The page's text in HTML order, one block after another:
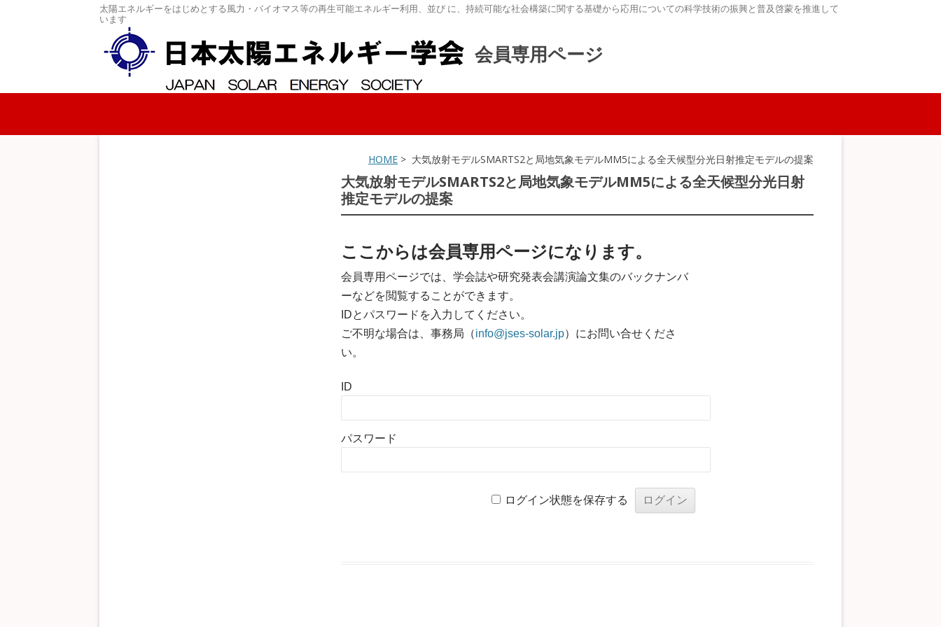
太陽エネルギーをはじめとする風力・バイオマス等の再生可能エネルギー利用、並び に、持続可能な社会構築に関する基礎から応用についての科学技術の振興と普及啓蒙を推進して
います
会員専用ページ
コンテンツへスキップ
HOME > 大気放射モデルSMARTS2と局地気象モデルMM5による全天候型分光日射推定モデルの提案
大気放射モデルSMARTS2と局地気象モデルMM5による全天候型分光日射
推定モデルの提案
ここからは会員専用ページになります。
会員専用ページでは、学会誌や研究発表会講演論文集のバックナンバ
ーなどを閲覧することができます。
IDとパスワードを入力してください。
ご不明な場合は、事務局（info@jses-solar.jp）にお問い合せくださ
い。
ID
パスワード
ログイン状態を保存する